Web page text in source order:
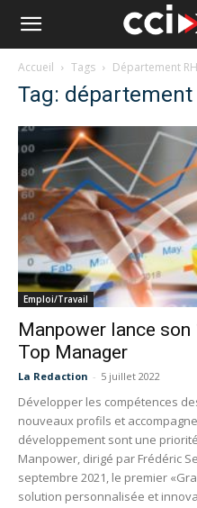
Accueil Tags Département
Tag:
Emploi/Travail
Manpower lance
Top Manager
La Redaction - 5 juillet 2022
Développer les compétences
nouveaux profils et
développement sont une
Manpower, dirigé par Frédéric
septembre 2021, le premier
solution personnalisée et